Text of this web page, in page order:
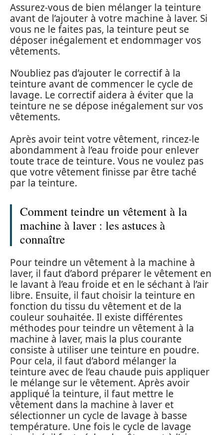
Assurez-vous de bien mélanger la teinture
avant de l’ajouter à votre machine à laver. Si
vous ne le faites pas, la teinture peut se
déposer inégalement et endommager vos
vêtements.
N’oubliez pas d’ajouter le correctif à la
teinture avant de commencer le cycle de
lavage. Le correctif aidera à éviter que la
teinture ne se dépose inégalement sur vos
vêtements.
Après avoir teint votre vêtement, rincez-le
abondamment à l’eau froide pour enlever
toute trace de teinture. Vous ne voulez pas
que votre vêtement finisse par être taché
par la teinture.
Comment teindre un vêtement à la
machine à laver : les astuces à
connaître
Pour teindre un vêtement à la machine à
laver, il faut d’abord préparer le vêtement en
le lavant à l’eau froide et en le séchant à l’air
libre. Ensuite, il faut choisir la teinture en
fonction du tissu du vêtement et de la
couleur souhaitée. Il existe différentes
méthodes pour teindre un vêtement à la
machine à laver, mais la plus courante
consiste à utiliser une teinture en poudre.
Pour cela, il faut d’abord mélanger la
teinture avec de l’eau chaude puis appliquer
le mélange sur le vêtement. Après avoir
appliqué la teinture, il faut mettre le
vêtement dans la machine à laver et
sélectionner un cycle de lavage à basse
température. Une fois le cycle de lavage